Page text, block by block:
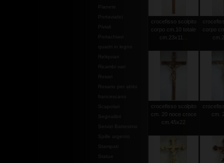
Pianete
Portaviatici
Piviali
Portachiavi
quadri in legno
Reliquiari
Ricambi vari
Rosari
Rosario per abito
francescano
Scapolari
Segnalibri
Servizi Battesimo
Spille argento
Stampati
Statue
crocefisso scolpito
corpo cm.10 totale
cm.23x11...
corpo
crocefisso scolpito
cm. 20 noce croce
cm.45x22
cm.